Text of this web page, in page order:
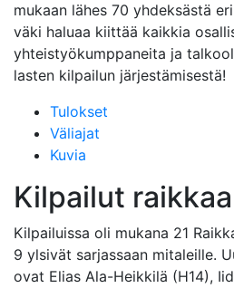
mukaan lähes 70 yhdeksästä
väki haluaa kiittää kaikkia
yhteistyökumppaneita ja
lasten kilpailun järjestämisestä!
Tulokset
Väliajat
Kuvia
Kilpailut
Kilpailuissa oli mukana 21
9 ylsivät sarjassaan mitaleille.
ovat Elias Ala-Heikkilä (H14),